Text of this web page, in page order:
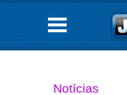
Notícias